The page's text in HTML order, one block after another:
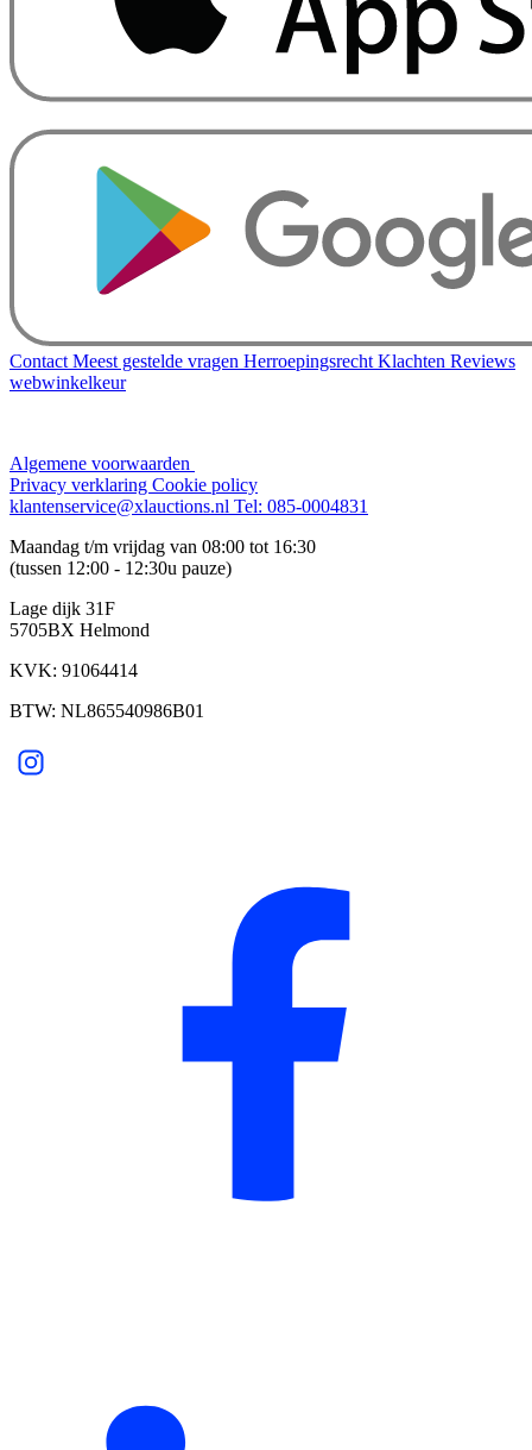
Contact Meest gestelde vragen Herroepingsrecht Klachten Reviews
webwinkelkeur
Algemene voorwaarden
Privacy verklaring Cookie policy
klantenservice@xlauctions.nl Tel: 085-0004831
Maandag t/m vrijdag van 08:00 tot 16:30
(tussen 12:00 - 12:30u pauze)
Lage dijk 31F
5705BX Helmond
KVK: 91064414
BTW: NL865540986B01